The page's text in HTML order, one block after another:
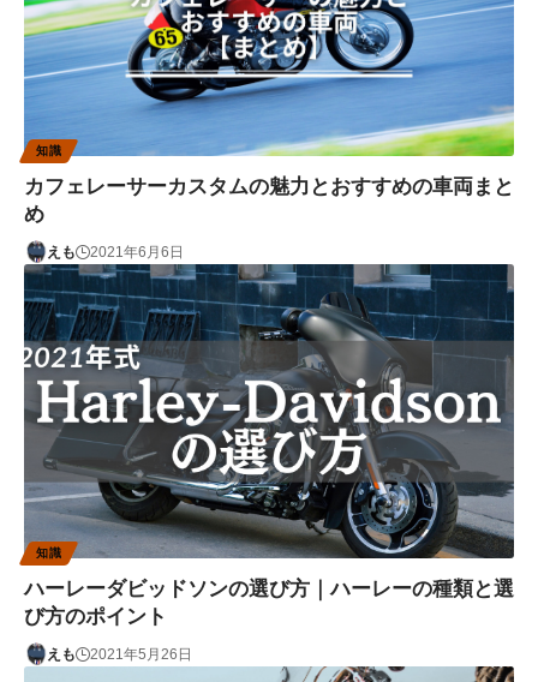
知識
カフェレーサーカスタムの魅力とおすすめの車両まと
め
えも 2021年6月6日
知識
ハーレーダビッドソンの選び方｜ハーレーの種類と選
び方のポイント
えも 2021年5月26日